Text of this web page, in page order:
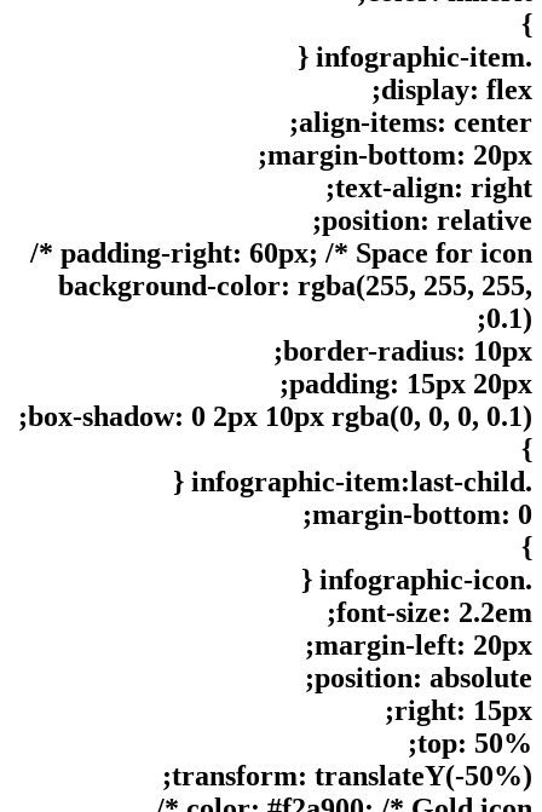
}
.infographic-item {
display: flex;
align-items: center;
margin-bottom: 20px;
text-align: right;
position: relative;
padding-right: 60px; /* Space for icon */
background-color: rgba(255, 255, 255,
0.1);
border-radius: 10px;
padding: 15px 20px;
box-shadow: 0 2px 10px rgba(0, 0, 0, 0.1);
}
.infographic-item:last-child {
margin-bottom: 0;
}
.infographic-icon {
font-size: 2.2em;
margin-left: 20px;
position: absolute;
right: 15px;
top: 50%;
transform: translateY(-50%);